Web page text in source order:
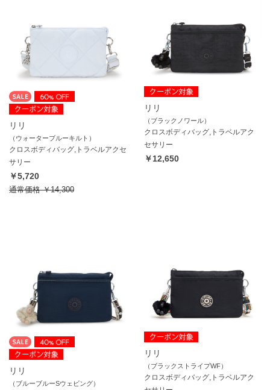
リリ
（ウォーターブルーキルト）
クロスボディバッグ,トラベルアクセ
サリー
￥5,720
通常価格￥14,300
リリ
（ブラックノワール）
クロスボディバッグ,トラベルアク
セサリー
￥12,650
リリ
（ブルーブルーSウェビング）
リリ
（ブラックストライプWF）
クロスボディバッグ,トラベルアク